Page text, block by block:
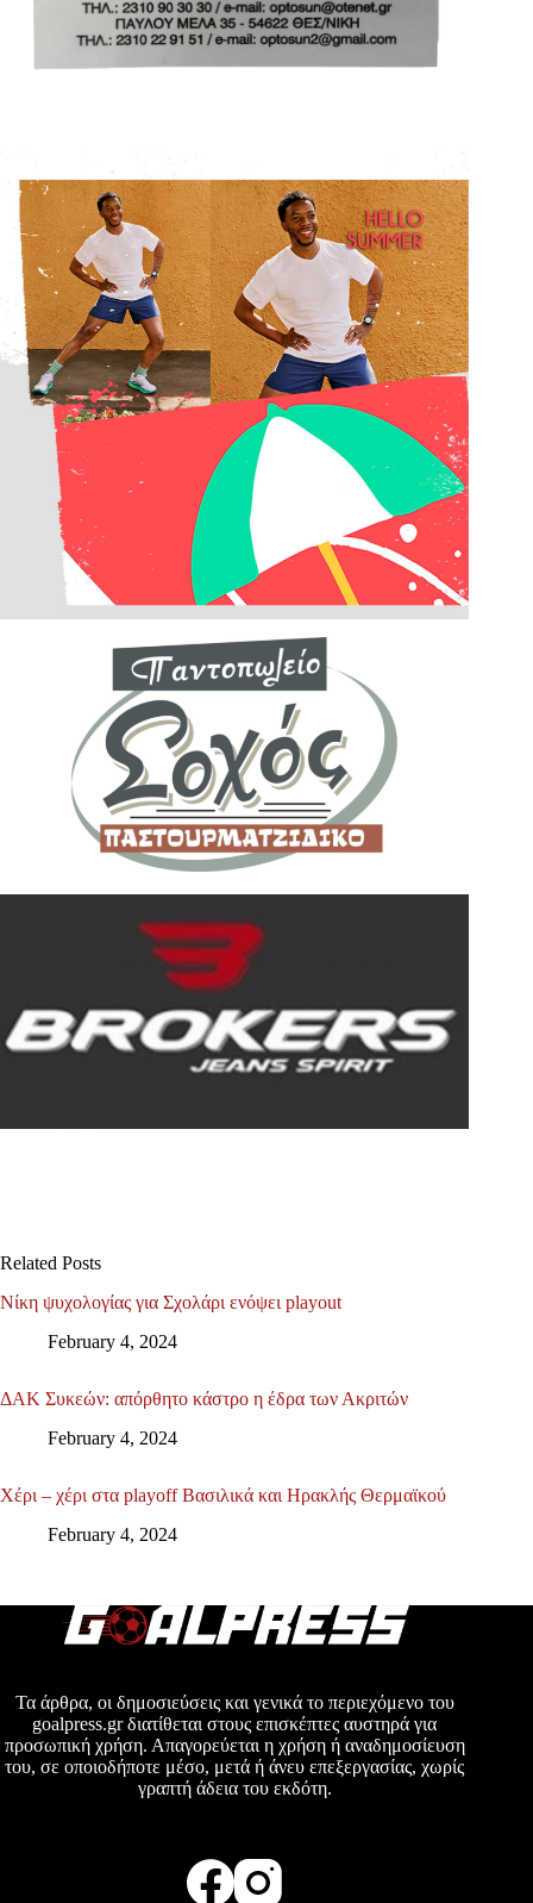
Related Posts
Νίκη ψυχολογίας για Σχολάρι ενόψει playout
February 4, 2024
ΔΑΚ Συκεών: απόρθητο κάστρο η έδρα των Ακριτών
February 4, 2024
Χέρι – χέρι στα playoff Βασιλικά και Ηρακλής Θερμαϊκού
February 4, 2024
Τα άρθρα, οι δημοσιεύσεις και γενικά το περιεχόμενο του
goalpress.gr διατίθεται στους επισκέπτες αυστηρά για
προσωπική χρήση. Απαγορεύεται η χρήση ή αναδημοσίευση
του, σε οποιοδήποτε μέσο, μετά ή άνευ επεξεργασίας, χωρίς
γραπτή άδεια του εκδότη.